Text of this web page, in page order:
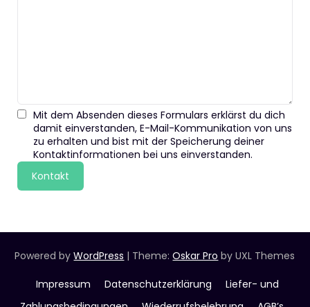
Mit dem Absenden dieses Formulars erklärst du dich
damit einverstanden, E-Mail-Kommunikation von uns
zu erhalten und bist mit der Speicherung deiner
Kontaktinformationen bei uns einverstanden.
Kontakt
Powered byWordPress | Theme:Oskar Pro by UXL Themes
Impressum Datenschutzerklärung
Liefer- und